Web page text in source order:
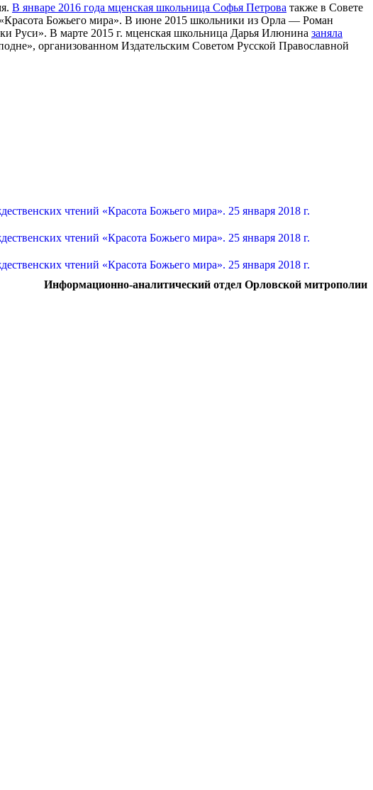
В январе 2016 года мценская школьница Софья Петрова также в Совете
Божьего мира». В июне 2015 школьники из Орла — Роман
Руси». В марте 2015 г. мценская школьница Дарья Илюнина заняла
организованном Издательским Советом Русской Православной
Информационно-аналитический отдел Орловской митрополии